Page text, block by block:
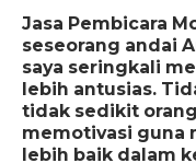
Jasa Pembicara
seseorang andai
saya seringkali
lebih antusias.
tidak sedikit
memotivasi guna
lebih baik dalam